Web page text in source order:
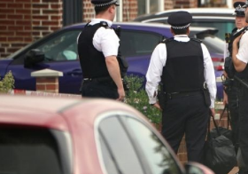
GESUNDHEIT
Wetter-Prognose Im März
Megahoch-Alarm Über
Europa!…